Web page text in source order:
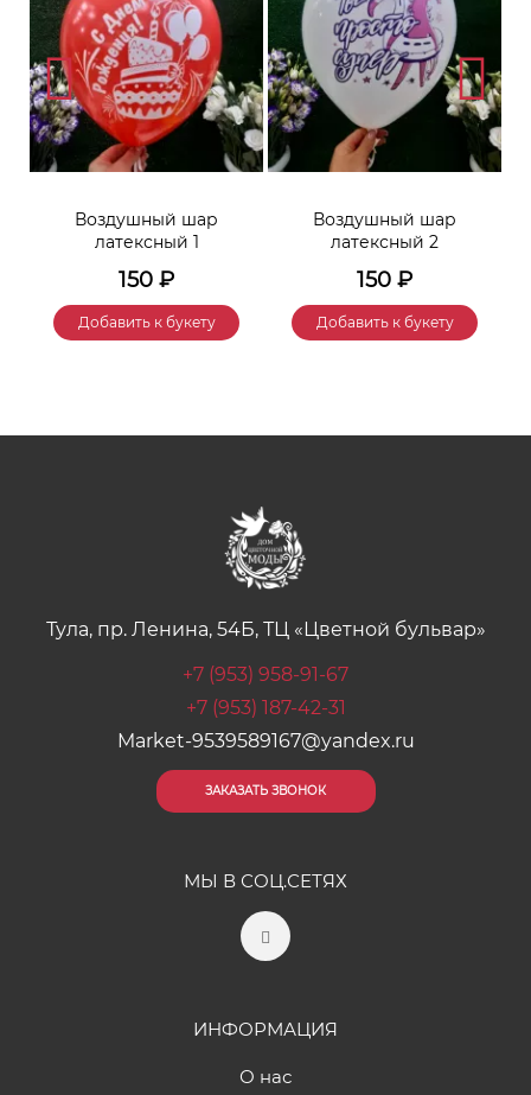
Воздушный шар
латексный 1
150 ₽
Добавить к букету
Воздушный шар
латексный 2
150 ₽
Добавить к букету
Тула, пр. Ленина, 54Б, ТЦ «Цветной бульвар»
+7 (953) 958-91-67
+7 (953) 187-42-31
Market-9539589167@yandex.ru
ЗАКАЗАТЬ ЗВОНОК
МЫ В СОЦ.СЕТЯХ
ИНФОРМАЦИЯ
О нас